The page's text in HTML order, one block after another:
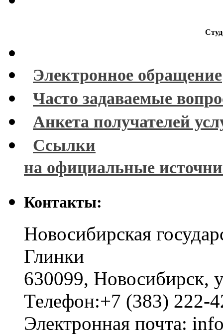
Электронное обращение
Часто задаваемые
Анкета получателей
Ссылки
на официальные
Контакты:
Новосибирская
Глинки
630099, Новосибирск,
Телефон:+7 (383) 222-
Электронная почта: